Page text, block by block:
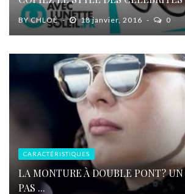
BYCHLOÉ 18 janvier, 2016 0
CARACTÉRISTIQUES
LA MONTURE À DOUBLE PONT?
PAS ...